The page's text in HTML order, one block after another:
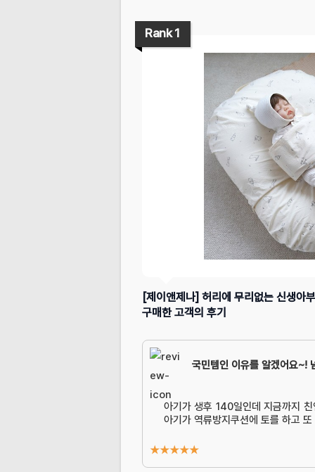
Rank 1
[제이앤제나] 허리에 무리없는 신생아
구매한 고객의 후기
국민템인 이유를 알겠어요~!
아기가 생후 140일인데 지금까지
아기가 역류방지쿠션에 토를 하고
★★★★★